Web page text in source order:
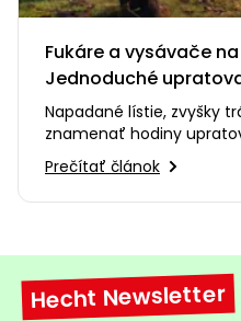
Fukáre a vysávače na
Jednoduché
Napadané lístie, zvyšky
znamenať hodiny
vám predstavíme fukáre…
Prečítať článok
Hecht Newsletter